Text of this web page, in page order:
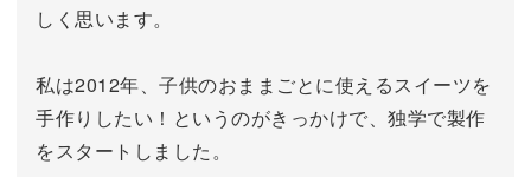
しく思います。
私は2012年、子供のおままごとに使えるスイーツを
手作りしたい！というのがきっかけで、独学で製作
をスタートしました。